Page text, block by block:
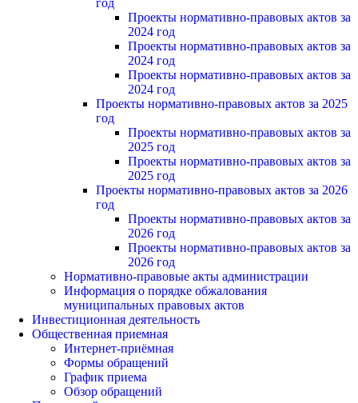
Проекты нормативно-правовых актов за
2024 год
Проекты нормативно-правовых актов за
2024 год
Проекты нормативно-правовых актов за
2024 год
Проекты нормативно-правовых актов за 2025
год
Проекты нормативно-правовых актов за
2025 год
Проекты нормативно-правовых актов за
2025 год
Проекты нормативно-правовых актов за 2026
год
Проекты нормативно-правовых актов за
2026 год
Проекты нормативно-правовых актов за
2026 год
Нормативно-правовые акты администрации
Информация о порядке обжалования
муниципальных правовых актов
Инвестиционная деятельность
Общественная приемная
Интернет-приёмная
Формы обращений
График приема
Обзор обращений